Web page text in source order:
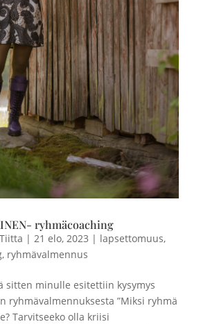
ryhmäcoaching
| 21 elo, 2023 | lapsettomuus,
, ryhmävalmennus
sitten minulle esitettiin kysymys
ryhmävalmennuksesta ”Miksi ryhmä
Tarvitseeko olla kriisi